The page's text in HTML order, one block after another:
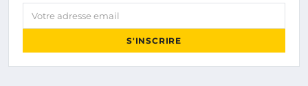
Votre adresse email
S'INSCRIRE